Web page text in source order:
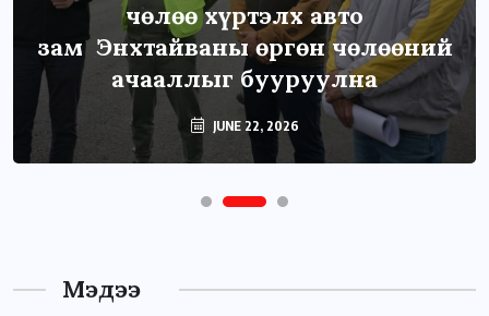
чөлөө хүртэлх авто
зам Энхтайваны өргөн чөлөөний
ачааллыг бууруулна
JUNE 22, 2026
Мэдээ